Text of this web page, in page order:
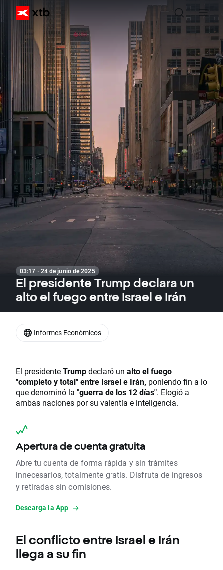
03:17 · 24 de junio de 2025
El presidente Trump declara un
alto el fuego entre Israel e Irán
El presidenteTrumpdeclaró un alto el fuego
"completo y total" entre Israel e Irán, poniendo fin a lo
que denominó la "guerra de los 12 días". Elogió a
ambas naciones por su valentía e inteligencia.
Apertura de cuenta gratuita
Abre tu cuenta de forma rápida y sin trámites
innecesarios, totalmente gratis. Disfruta de ingresos
y retiradas sin comisiones.
Descarga la App
El conflicto entre Israel e Irán
llega a su fin
Informes Económicos